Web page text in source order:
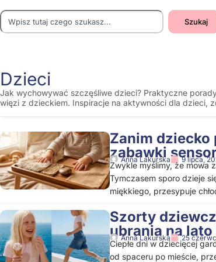
Szukaj
Dzieci
Jak wychowywać szczęśliwe dzieci? Praktyczne
więzi z dzieckiem. Inspiracje na aktywności dla dzieci,
Zanim dziecko
zabawki
Anna Lakurska 9 lipca,
Zwykle myślimy, że mowa
Tymczasem sporo dzieje
miękkiego, przesypuje
Szorty
ubrania na lato
Anna Lakurska 25
Ciepłe dni w dziecięcej
od spaceru po mieście,